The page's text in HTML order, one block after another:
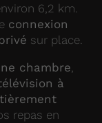
6,2 km.
connexion
sur place.
chambre,
à
repas en